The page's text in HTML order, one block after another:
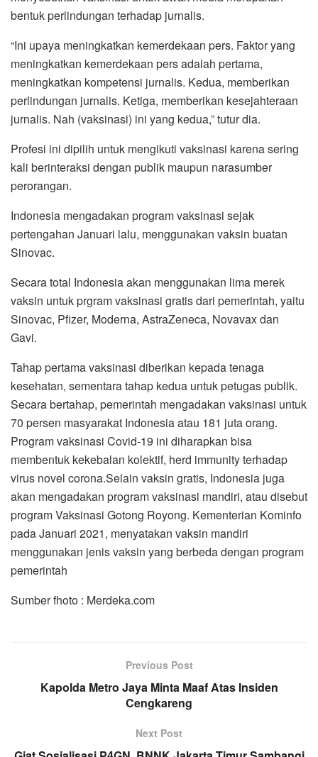
bentuk perlindungan terhadap jurnalis.
“Ini upaya meningkatkan kemerdekaan pers. Faktor yang
meningkatkan kemerdekaan pers adalah pertama,
meningkatkan kompetensi jurnalis. Kedua, memberikan
perlindungan jurnalis. Ketiga, memberikan kesejahteraan
jurnalis. Nah (vaksinasi) ini yang kedua,” tutur dia.
Profesi ini dipilih untuk mengikuti vaksinasi karena sering
kali berinteraksi dengan publik maupun narasumber
perorangan.
Indonesia mengadakan program vaksinasi sejak
pertengahan Januari lalu, menggunakan vaksin buatan
Sinovac.
Secara total Indonesia akan menggunakan lima merek
vaksin untuk prgram vaksinasi gratis dari pemerintah, yaitu
Sinovac, Pfizer, Moderna, AstraZeneca, Novavax dan
Gavi.
Tahap pertama vaksinasi diberikan kepada tenaga
kesehatan, sementara tahap kedua untuk petugas publik.
Secara bertahap, pemerintah mengadakan vaksinasi untuk
70 persen masyarakat Indonesia atau 181 juta orang.
Program vaksinasi Covid-19 ini diharapkan bisa
membentuk kekebalan kolektif, herd immunity terhadap
virus novel corona.Selain vaksin gratis, Indonesia juga
akan mengadakan program vaksinasi mandiri, atau disebut
program Vaksinasi Gotong Royong. Kementerian Kominfo
pada Januari 2021, menyatakan vaksin mandiri
menggunakan jenis vaksin yang berbeda dengan program
pemerintah
Sumber fhoto : Merdeka.com
Previous Post
Kapolda Metro Jaya Minta Maaf Atas Insiden
Cengkareng
Next Post